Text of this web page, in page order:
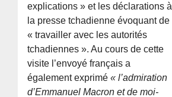
explications » et les déclarations à
la presse tchadienne évoquant de
« travailler avec les autorités
tchadiennes ». Au cours de cette
visite l’envoyé français a
également exprimé« l’admiration
d’Emmanuel Macron et de moi-